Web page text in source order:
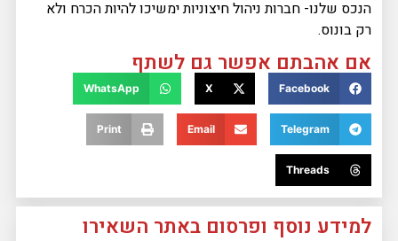
הנכס שלנו- חברות ניהול חיצוניות ימשיכו להיות הכרח ולא
רק בונוס.
אם אהבתם אפשר גם לשתף
Facebook
X
WhatsApp
Telegram
Email
Print
Threads
למידע נוסף ופרסום באתר השאירו